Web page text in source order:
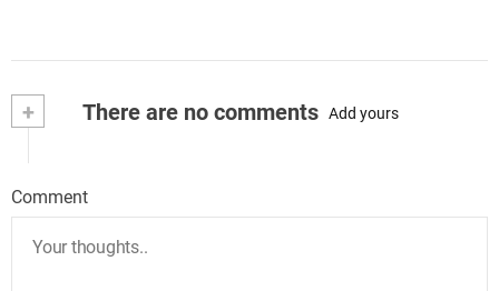
+ There are no comments Add yours
Comment